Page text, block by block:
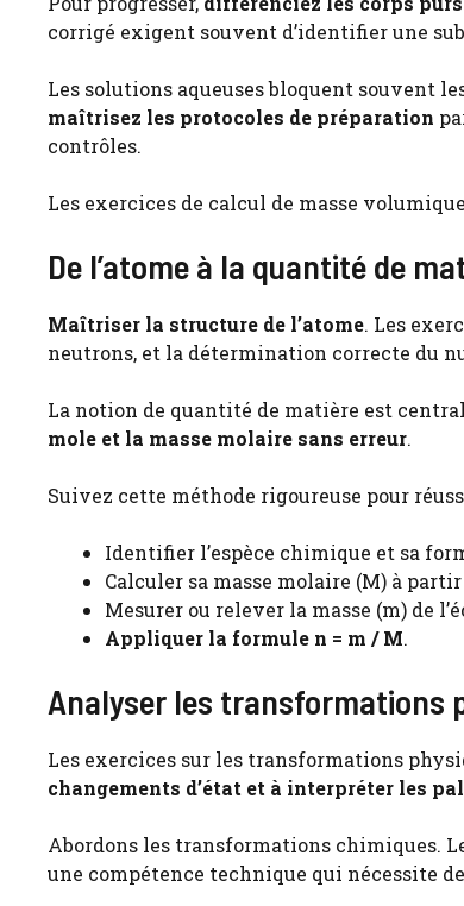
corrigé exigent souvent d’identifier une
Les solutions aqueuses bloquent souvent
maîtrisez les protocoles de préparation
contrôles.
Les exercices de calcul de masse
De l’atome à la quantité de
Maîtriser la structure de l’atome. Les
neutrons, et la détermination correcte du
La notion de quantité de matière est
mole et la masse molaire sans erreur.
Suivez cette méthode rigoureuse pour
Identifier l’espèce chimique et sa
Calculer sa masse molaire (M) à
Mesurer ou relever la masse (m) de
Appliquer la formule n = m / M.
Analyser les transformations
Les exercices sur les transformations
changements d’état et à interpréter les
Abordons les transformations chimiques.
une compétence technique qui nécessite